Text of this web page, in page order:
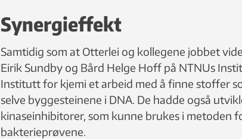
Synergieffekt
Samtidig som at Otterlei og kollegene jobbet
Eirik Sundby og Bård Helge Hoff på NTNUs
Institutt for kjemi et arbeid med å finne stoffer
selve byggesteinene i DNA. De hadde også
kinaseinhibitorer, som kunne brukes i metoden
bakterieprøvene.